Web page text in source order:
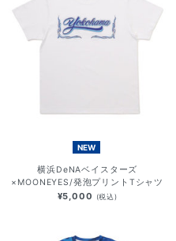
NEW
横浜DeNAベイスターズ
×MOONEYES/発泡プリントTシャツ
¥5,000 (税込)